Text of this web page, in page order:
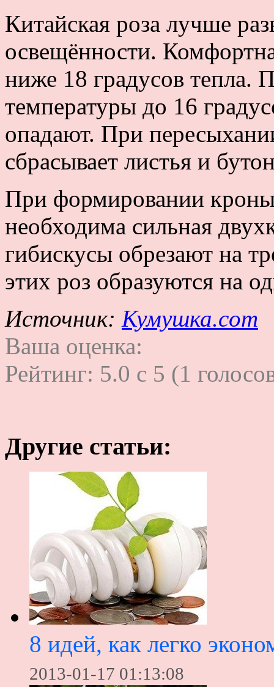
Китайская роза лучше
освещённости.
ниже 18 градусов тепла.
температуры до 16
опадают. При
сбрасывает листья и
При формировании
необходима сильная
гибискусы обрезают на
этих роз образуются на
Источник: Кумушка.com
Ваша оценка:
Рейтинг: 5.0 c 5 (1
Другие статьи:
8 идей, как легко
2013-01-17 01:13:08